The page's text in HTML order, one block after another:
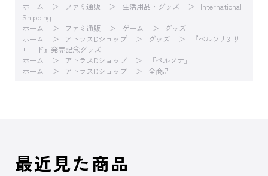
ホーム ファミ通販 生活用品・グッズ
International
Shipping
ホーム
ファミ通販 ゲーム
グッズ
ホーム
アトラスDショップ グッズ
『ペルソナ3 リ
ロード』発売記念グッズ
ホーム
アトラスDショップ
『ペルソナ』
ホーム
アトラスDショップ 全商品
最近見た商品